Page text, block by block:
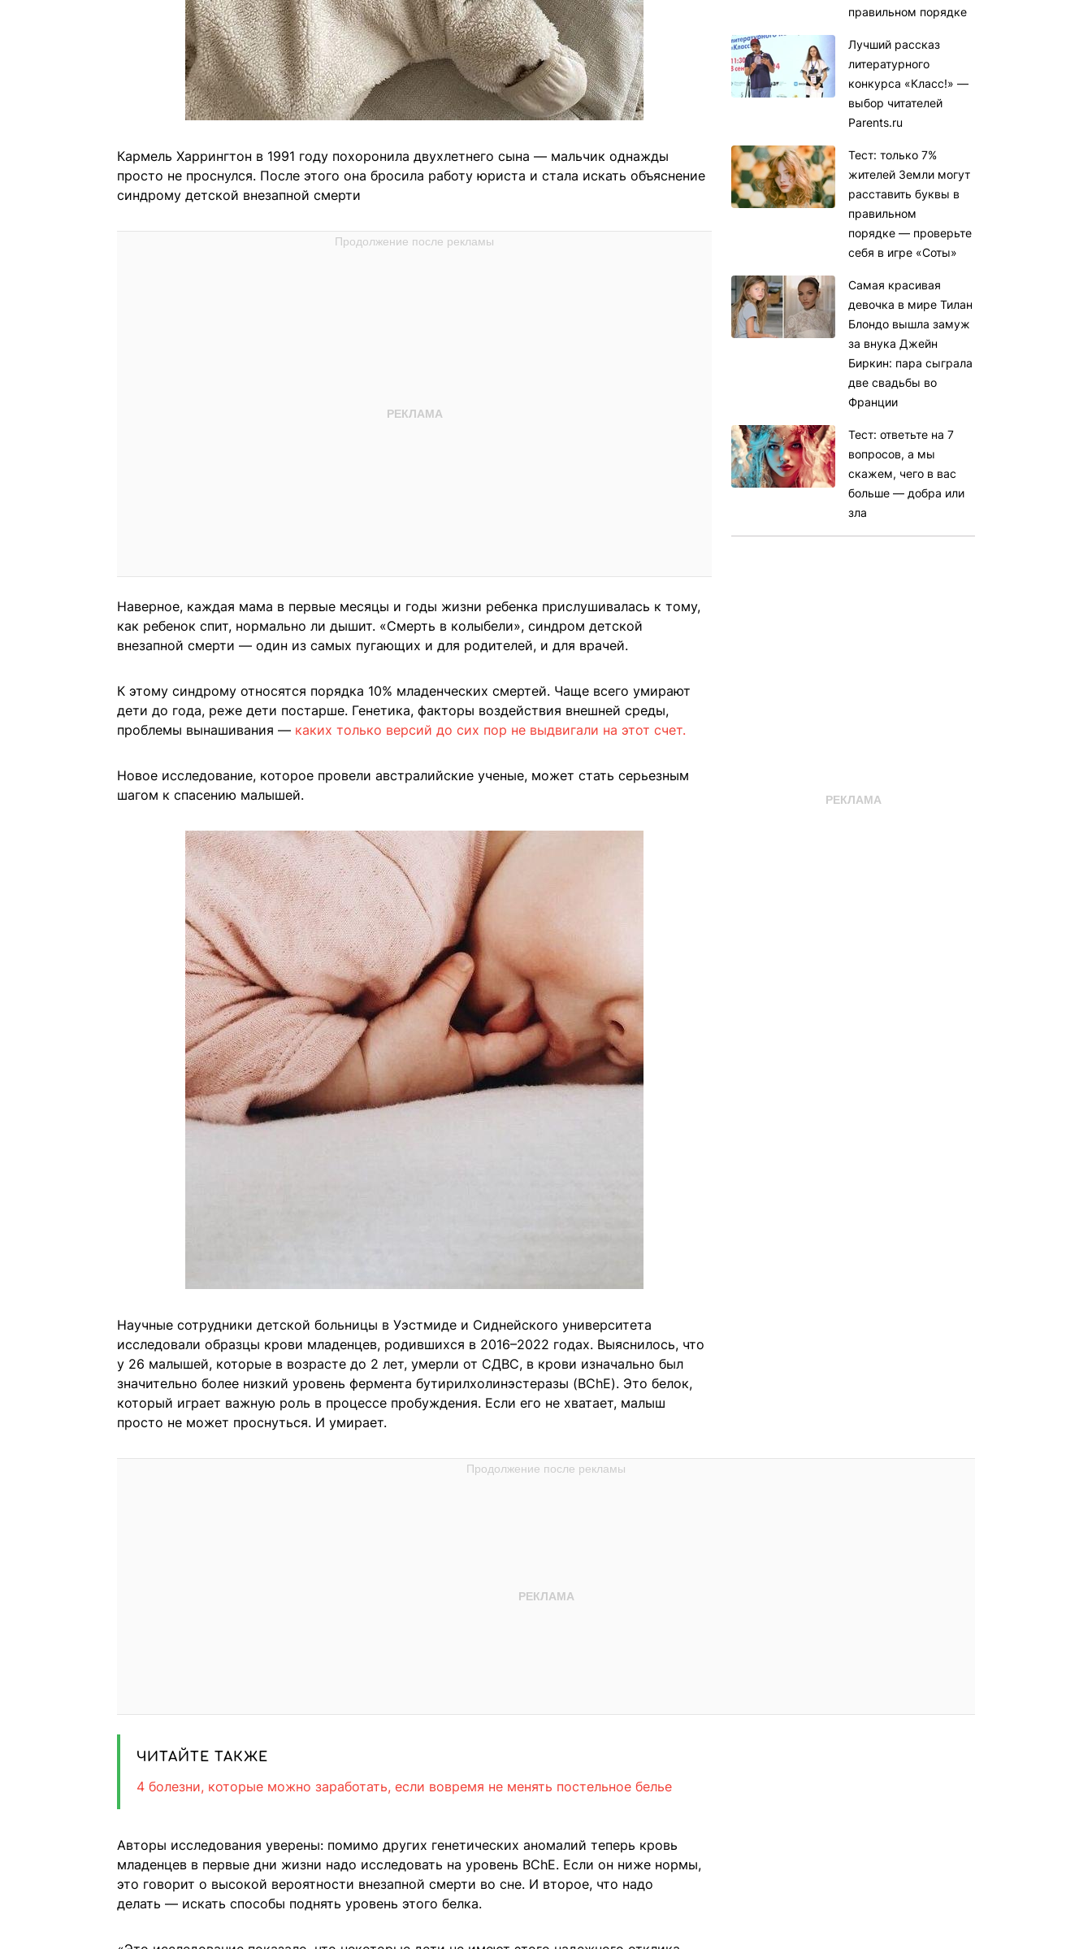
Кармель Харрингтон в 1991 году похоронила двухлетнего сына — мальчик однажды
просто не проснулся. После этого она бросила работу юриста и стала искать объяснение
синдрому детской внезапной смерти
Наверное, каждая мама в первые месяцы и годы жизни ребенка прислушивалась к тому,
как ребенок спит, нормально ли дышит. «Смерть в колыбели», синдром детской
внезапной смерти — один из самых пугающих и для родителей, и для врачей.
К этому синдрому относятся порядка 10% младенческих смертей. Чаще всего умирают
дети до года, реже дети постарше. Генетика, факторы воздействия внешней среды,
проблемы вынашивания — каких только версий до сих пор не выдвигали на этот счет.
Новое исследование, которое провели австралийские ученые, может стать серьезным
шагом к спасению малышей.
Научные сотрудники детской больницы в Уэстмиде и Сиднейского университета
исследовали образцы крови младенцев, родившихся в 2016–2022 годах. Выяснилось, что
у 26 малышей, которые в возрасте до 2 лет, умерли от СДВС, в крови изначально был
значительно более низкий уровень фермента бутирилхолинэстеразы (BChE). Это белок,
который играет важную роль в процессе пробуждения. Если его не хватает, малыш
просто не может проснуться. И умирает.
ЧИТАЙТЕ ТАКЖЕ
4 болезни, которые можно заработать, если вовремя не менять постельное белье
Авторы исследования уверены: помимо других генетических аномалий теперь кровь
младенцев в первые дни жизни надо исследовать на уровень BChE. Если он ниже нормы,
это говорит о высокой вероятности внезапной смерти во сне. И второе, что надо
делать — искать способы поднять уровень этого белка.
правильном порядке
Лучший рассказ
литературного
конкурса «Класс!» —
выбор читателей
Parents.ru
Тест: только 7%
жителей Земли могут
расставить буквы в
правильном
порядке — проверьте
себя в игре «Соты»
Самая красивая
девочка в мире Тилан
Блондо вышла замуж
за внука Джейн
Биркин: пара сыграла
две свадьбы во
Франции
Тест: ответьте на 7
вопросов, а мы
скажем, чего в вас
больше — добра или
зла